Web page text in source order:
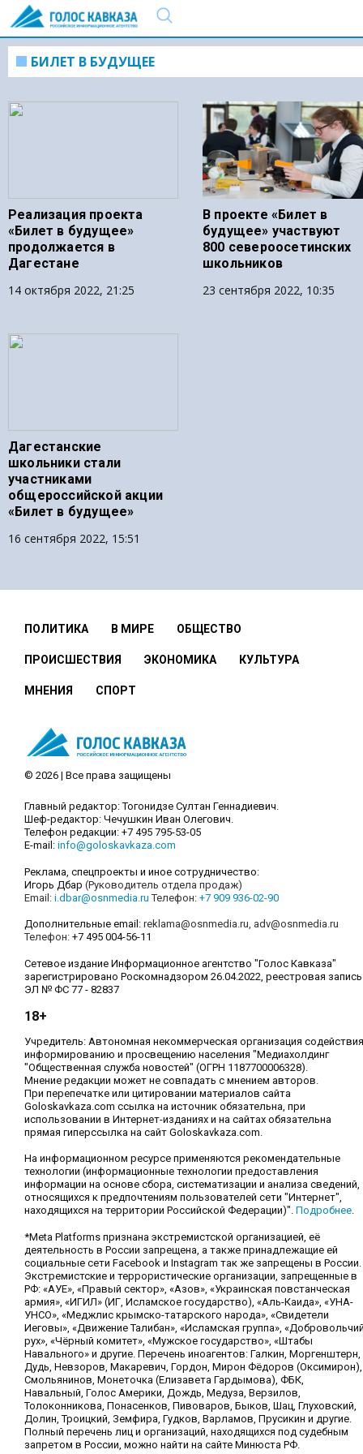
БИЛЕТ В БУДУЩЕЕ
Реализация проекта
«Билет в будущее»
продолжается в
Дагестане
14 октября 2022, 21:25
В проекте «Билет в
будущее» участвуют
800 североосетинских
школьников
23 сентября 2022, 10:35
Дагестанские
школьники стали
участниками
общероссийской акции
«Билет в будущее»
16 сентября 2022, 15:51
ПОЛИТИКА В МИРЕ ОБЩЕСТВО
ПРОИСШЕСТВИЯ ЭКОНОМИКА КУЛЬТУРА
МНЕНИЯ СПОРТ
© 2026 | Все права защищены
Главный редактор: Тогонидзе Султан Геннадиевич.
Шеф-редактор: Чечушкин Иван Олегович.
Телефон редакции: +7 495 795-53-05
E-mail: info@goloskavkaza.com
Реклама, спецпроекты и иное сотрудничество:
Игорь Дбар (Руководитель отдела продаж)
Email: i.dbar@osnmedia.ru Телефон: +7 909 936-02-90
Дополнительные email: reklama@osnmedia.ru, adv@osnmedia.ru
Телефон: +7 495 004-56-11
Сетевое издание Информационное агентство "Голос Кавказа"
зарегистрировано Роскомнадзором 26.04.2022, реестровая запись
ЭЛ № ФС 77 - 82837
18+
Учредитель: Автономная некоммерческая организация содействия
информированию и просвещению населения "Медиахолдинг
"Общественная служба новостей" (ОГРН 1187700006328).
Мнение редакции может не совпадать с мнением авторов.
При перепечатке или цитировании материалов сайта
Goloskavkaza.com ссылка на источник обязательна, при
использовании в Интернет-изданиях и на сайтах обязательна
прямая гиперссылка на сайт Goloskavkaza.com.
На информационном ресурсе применяются рекомендательные
технологии (информационные технологии предоставления
информации на основе сбора, систематизации и анализа сведений,
относящихся к предпочтениям пользователей сети "Интернет",
находящихся на территории Российской Федерации)". Подробнее.
*Meta Platforms признана экстремистской организацией, её
деятельность в России запрещена, а также принадлежащие ей
социальные сети Facebook и Instagram так же запрещены в России.
Экстремистские и террористические организации, запрещенные в
РФ: «АУЕ», «Правый сектор», «Азов», «Украинская повстанческая
армия», «ИГИЛ» (ИГ, Исламское государство), «Аль-Каида», «УНА-
УНСО», «Меджлис крымско-татарского народа», «Свидетели
Иеговы», «Движение Талибан», «Исламская группа»,
рух», «Чёрный комитет», «Мужское государство», «Штабы
Навального» и другие. Перечень иноагентов: Галкин, Моргенштерн,
Дудь, Невзоров, Макаревич, Гордон, Мирон Фёдоров (Оксимирон),
Смольянинов, Монеточка (Елизавета Гардымова), ФБК,
Навальный, Голос Америки, Дождь, Медуза, Верзилов,
Толоконникова, Понасенков, Пивоваров, Быков, Шац, Глуховский,
Долин, Троицкий, Земфира, Гудков, Варламов, Прусикин и другие.
Полный перечень лиц и организаций, находящихся под судебным
запретом в России, можно найти на сайте Минюста РФ.